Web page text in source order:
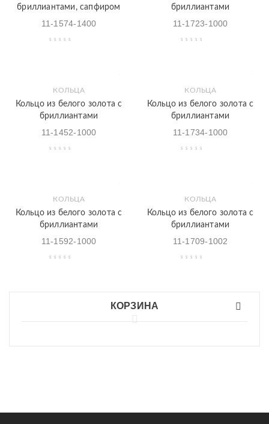
бриллиантами, сапфиром
11-1574-1400
бриллиантами
11-1723-1000
КОЛЬЦА
Кольцо из белого золота с
бриллиантами
11-1452-1000
КОЛЬЦА
Кольцо из белого золота с
бриллиантами
11-1734-1000
КОЛЬЦА
Кольцо из белого золота с
бриллиантами
11-1592-1000
КОЛЬЦА
Кольцо из белого золота с
бриллиантами
11-1709-1002
КОРЗИНА